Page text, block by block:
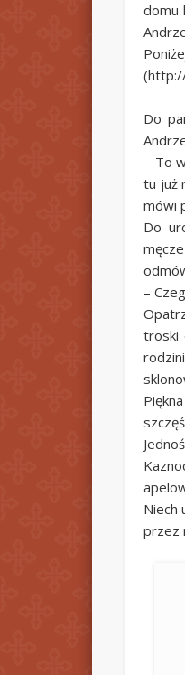
domu
Do
– To
tu już
mówi
Do
–
troski
Niech
przez